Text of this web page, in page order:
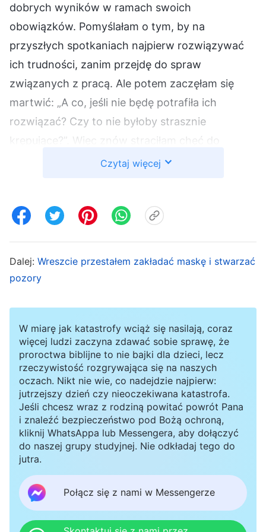
dobrych wyników w ramach swoich
obowiązków. Pomyślałam o tym, by na
przyszłych spotkaniach najpierw rozwiązywać
ich trudności, zanim przejdę do spraw
związanych z pracą. Ale potem zaczęłam się
martwić: „A co, jeśli nie będę potrafiła ich
rozwiązać? Czy to nie byłoby strasznie
krępujące?”. Więc znów straciłam chęć do
takiego praktykowania. Pytałam o to, w jakim
wyjścia. Czasami, gdy nie potrafiłam jasno
robić, nie chciałam się otwierać i wspólnie
szukać rozwiązania. Po prostu zmuszałam się do
jakieś pobieżne omówienie prawdy, byle tylko
jakoś z tego wybrnąć. I tak żyłam w stanie
ciągłego strachu przed tym, że moi bracia i
siostry będą patrzeć na mnie z góry. Szczególnie
sfrustrowana czułam się podczas zgromadzeń.
Żyłam w ciemności i bólu, nie potrafiąc zaznać
ulgi. Żałowałam nawet, że zgodziłam się na
wykonywanie tych obowiązków.
Później otworzyłam się przed braćmi i siostrami,
mówiąc im o swoim stanie. Pewna siostra
Czytaj więcej
Dalej: Wreszcie przestałem zakładać maskę i stwarzać
pozory
W miarę jak katastrofy wciąż się nasilają, coraz
więcej ludzi zaczyna zdawać sobie sprawę, że
proroctwa biblijne to nie bajki dla dzieci, lecz
rzeczywistość rozgrywająca się na naszych
oczach. Nikt nie wie, co nadejdzie najpierw:
jutrzejszy dzień czy nieoczekiwana katastrofa.
Jeśli chcesz wraz z rodziną powitać powrót Pana
i znaleźć bezpieczeństwo pod Bożą ochroną,
kliknij WhatsAppa lub Messengera, aby dołączyć
do naszej grupy studyjnej. Nie odkładaj tego do
jutra.
Połącz się z nami w Messengerze